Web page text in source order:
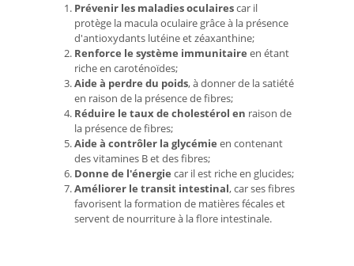
Prévenir les maladies oculairescar il
protège la macula oculaire grâce à la présence
d'antioxydants lutéine et zéaxanthine;
Renforce le système immunitaire en étant
riche en caroténoïdes;
Aide à perdre du poids, à donner de la satiété
en raison de la présence de fibres;
Réduire le taux de cholestérol en raison de
la présence de fibres;
Aide à contrôler la glycémie en contenant
des vitamines B et des fibres;
Donne de l'énergie car il est riche en glucides;
Améliorer le transit intestinal, car ses fibres
favorisent la formation de matières fécales et
servent de nourriture à la flore intestinale.